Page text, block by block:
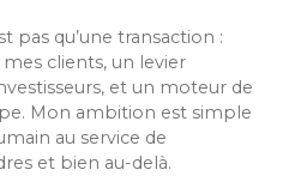
pas qu’une transaction :
clients, un levier
et un moteur de
Mon ambition est simple
au service de
et bien au-delà.